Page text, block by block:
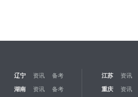
辽宁 资讯 备考 江苏 资讯
湖南 资讯 备考 重庆 资讯